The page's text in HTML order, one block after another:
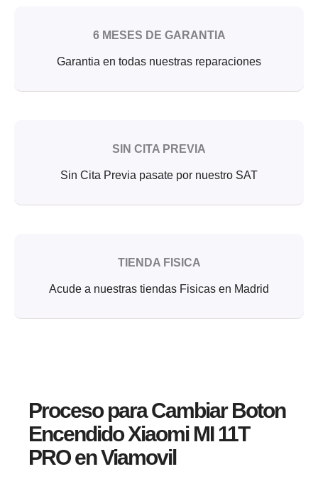
6 MESES DE GARANTIA
Garantia en todas nuestras reparaciones
SIN CITA PREVIA
Sin Cita Previa pasate por nuestro SAT
TIENDA FISICA
Acude a nuestras tiendas Fisicas en Madrid
Proceso para Cambiar Boton
Encendido Xiaomi MI 11T
PRO en Viamovil